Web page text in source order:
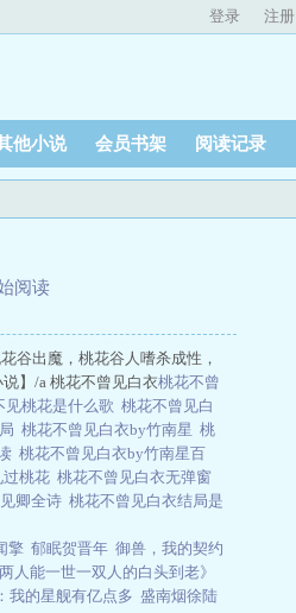
登录 注册
他小说 会员书架 阅读记录
阅读
谷出魔，桃花谷人嗜杀成性，
】/a 桃花不曾见白衣桃花不曾
见桃花是什么歌 桃花不曾见白
桃花不曾见白衣by竹南星 桃
桃花不曾见白衣by竹南星百
过桃花 桃花不曾见白衣无弹窗
卿全诗 桃花不曾见白衣结局是
擎 郁眠贺晋年 御兽，我的契约
人能一世一双人的白头到老》
我的星舰有亿点多 盛南烟徐陆